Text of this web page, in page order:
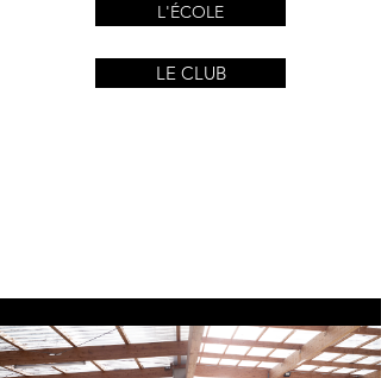
L'ÉCOLE
LE CLUB